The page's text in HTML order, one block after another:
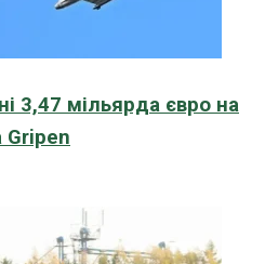
3,47 мільярда євро на
Gripen